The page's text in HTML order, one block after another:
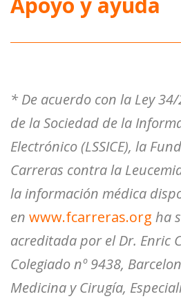
* De acuerdo con la Ley
de la Sociedad de la
Electrónico (LSSICE), la
Carreras contra la
la información médica
en www.fcarreras.org ha
acreditada por el Dr. Enric
Colegiado nº 9438,
Medicina y Cirugía,